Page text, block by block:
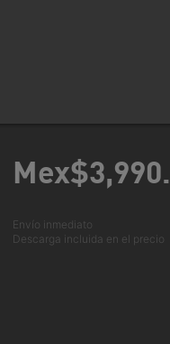
Mex$3,990.
Envío inmediato
Descarga incluida en el precio